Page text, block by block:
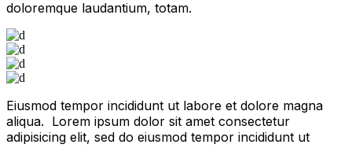
doloremque laudantium, totam.
Eiusmod tempor incididunt ut labore et dolore magna
aliqua. Lorem ipsum dolor sit amet consectetur
adipisicing elit, sed do eiusmod tempor incididunt ut